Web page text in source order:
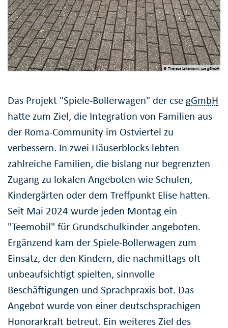
© Theresa Lakemann, cse gGmbH
Das Projekt "Spiele-Bollerwagen" der csegGmbH
hatte zum Ziel, die Integration von Familien aus
der Roma-Community im Ostviertel zu
verbessern. In zwei Häuserblocks lebten
zahlreiche Familien, die bislang nur begrenzten
Zugang zu lokalen Angeboten wie Schulen,
Kindergärten oder dem Treffpunkt Elise hatten.
Seit Mai 2024 wurde jeden Montag ein
"Teemobil" für Grundschulkinder angeboten.
Ergänzend kam der Spiele-Bollerwagen zum
Einsatz, der den Kindern, die nachmittags oft
unbeaufsichtigt spielten, sinnvolle
Beschäftigungen und Sprachpraxis bot. Das
Angebot wurde von einer deutschsprachigen
Honorarkraft betreut. Ein weiteres Ziel des